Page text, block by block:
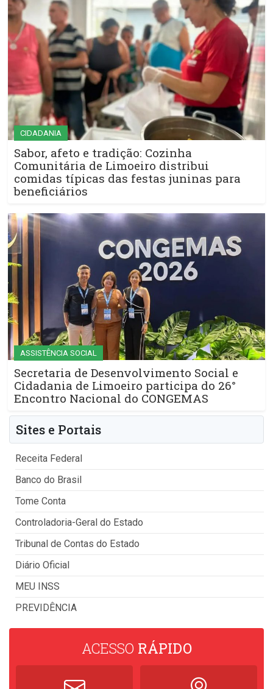
CIDADANIA
Sabor, afeto e tradição: Cozinha
Comunitária de Limoeiro distribui
comidas típicas das festas juninas para
beneficiários
ASSISTÊNCIA SOCIAL
Secretaria de Desenvolvimento Social e
Cidadania de Limoeiro participa do 26°
Encontro Nacional do CONGEMAS
Sites e Portais
Receita Federal
Banco do Brasil
Tome Conta
Controladoria-Geral do Estado
Tribunal de Contas do Estado
Diário Oficial
MEU INSS
PREVIDÊNCIA
ACESSO RÁPIDO